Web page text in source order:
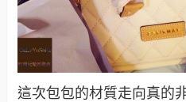
這次包包的材質走向真的